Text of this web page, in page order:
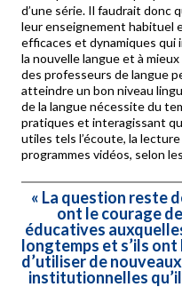
d’une série. Il faudrait donc
leur enseignement habituel
efficaces et dynamiques qui
la nouvelle langue et à
des professeurs de langue
atteindre un bon niveau
de la langue nécessite du
pratiques et interagissant
utiles tels l’écoute, la
programmes vidéos, selon
« La question reste
ont le courage
éducatives
longtemps et s’ils
d’utiliser de
institutionnelles